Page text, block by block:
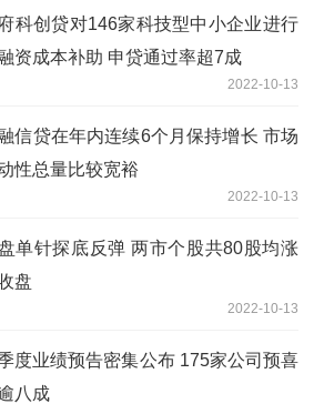
科创贷对146家科技型中小企业进行
资成本补助 申贷通过率超7成
2022-10-13
信贷在年内连续6个月保持增长 市场
性总量比较宽裕
2022-10-13
单针探底反弹 两市个股共80股均涨
盘
2022-10-13
度业绩预告密集公布 175家公司预喜
八成